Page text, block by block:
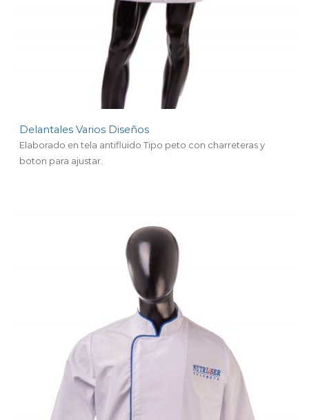
Delantales Varios Diseños
Elaborado en tela antifluido Tipo peto con charreteras y
boton para ajustar.